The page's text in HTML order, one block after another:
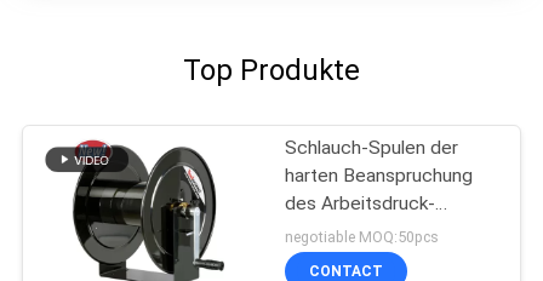
Top Produkte
Schlauch-Spulen der
harten Beanspruchung
des Arbeitsdruck-
4000psi manuelle
reizbare Hand
negotiable MOQ:50pcs
CONTACT